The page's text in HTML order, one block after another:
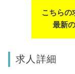
こちらの
最新
求人詳細